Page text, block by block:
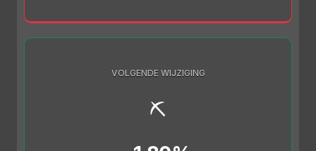
VOLGENDE WIJZIGING
⛏️